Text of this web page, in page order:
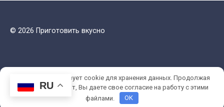
© 2026 Приготовить вкусно
RU
Этот сайт использует cookie для хранения данных. Продолжая
использовать сайт, Вы даете свое согласие на работу с этими
файлами.
OK